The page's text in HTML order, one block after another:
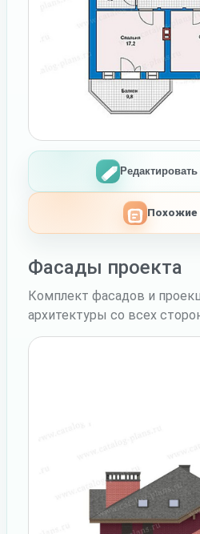
Похожие
Фасады проекта
Комплект фасадов и
архитектуры со всех